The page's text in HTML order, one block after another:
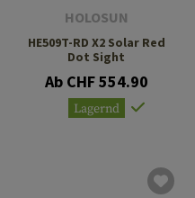
HOLOSUN
HE509T-RD X2 Solar Red
Dot Sight
Ab CHF 554.90
Lagernd